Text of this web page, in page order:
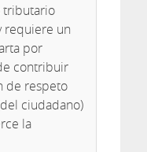
tributario
requiere un
por
contribuir
de respeto
ciudadano)
la